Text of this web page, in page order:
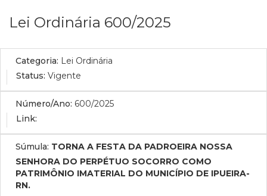
Lei Ordinária 600/2025
Categoria: Lei Ordinária
Status: Vigente
Número/Ano: 600/2025
Link:
Súmula: TORNA A FESTA DA PADROEIRA NOSSA
SENHORA DO PERPÉTUO SOCORRO COMO
PATRIMÔNIO IMATERIAL DO MUNICÍPIO DE IPUEIRA-
RN.